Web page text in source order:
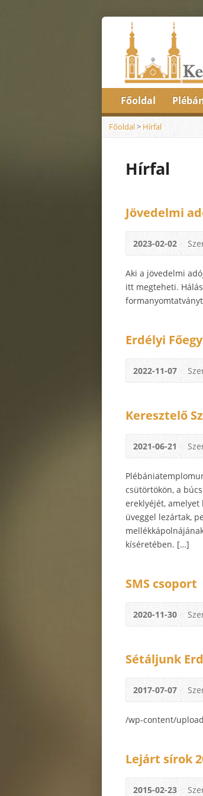
Főoldal
Főoldal>Hírfal
Hírfal
Jövedelmi
2023-02-02
Aki a jövedelmi
itt megteheti.
Erdélyi
2022-11-07
Keresztelő
2021-06-21
csütörtökön, a
ereklyéjét,
üveggel lezártak,
kíséretében. […]
SMS csoport
2020-11-30
Sétáljunk
2017-07-07
/wp-content/
Lejárt sírok
2015-02-23